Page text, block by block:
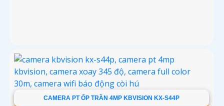
CAMERA PT ỐP TRẦN 4MP KBVISION KX-S44P